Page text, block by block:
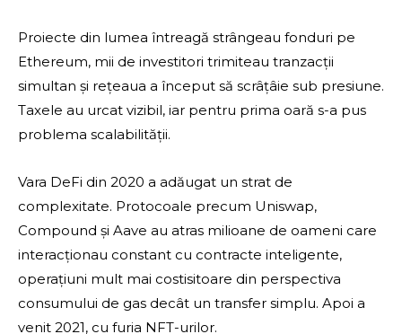
Proiecte din lumea întreagă strângeau fonduri pe
Ethereum, mii de investitori trimiteau tranzacții
simultan și rețeaua a început să scrâțâie sub presiune.
Taxele au urcat vizibil, iar pentru prima oară s-a pus
problema scalabilității.
Vara DeFi din 2020 a adăugat un strat de
complexitate. Protocoale precum Uniswap,
Compound și Aave au atras milioane de oameni care
interacționau constant cu contracte inteligente,
operațiuni mult mai costisitoare din perspectiva
consumului de gas decât un transfer simplu. Apoi a
venit 2021, cu furia NFT-urilor.